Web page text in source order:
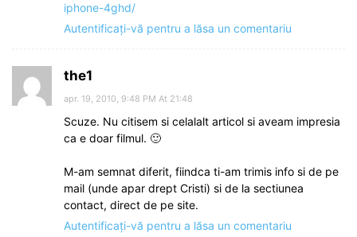
iphone-4ghd/
Autentificați-vă pentru a lăsa un comentariu
the1
apr. 19, 2010, 9:48 PM At 21:48
Scuze. Nu citisem si celalalt articol si aveam impresia
ca e doar filmul. 🙂
M-am semnat diferit, fiindca ti-am trimis info si de pe
mail (unde apar drept Cristi) si de la sectiunea
contact, direct de pe site.
Autentificați-vă pentru a lăsa un comentariu